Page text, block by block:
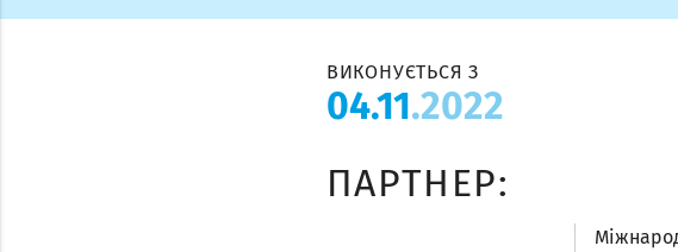
ВИКОНУЄТЬСЯ З
04.11.2022
ПАРТНЕР: